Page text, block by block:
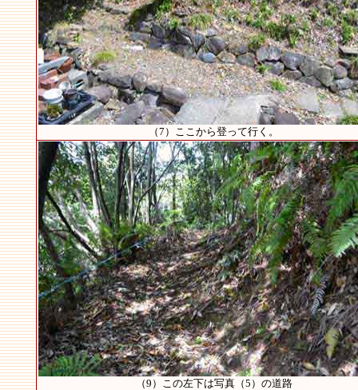
（7）ここから登って行く。
（9）この左下は写真（5）の道路